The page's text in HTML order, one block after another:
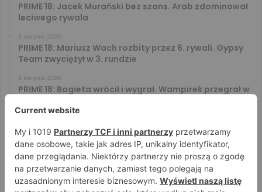
PRIME 18: Jacek Murański bez szans. Arab zdominował
leciwego rywala
8 sierpnia 2026
PRIME 18: Mariusz Wach rozbity przez 6. rywali. Gypsy
Team zwyciężył w 3. rundzie
8 sierpnia 2026
PRIME 18: Bagieta wrócił i wygrał. Wampirek przegrał w
PRIME 18: Ryta rozbił Jóźwiaka na pełnym dystansie.
Wsparcie Murana nie wystarczyło
8 sierpnia 2026
PRIME 18 za darmo – zobacz darmowe walki na żywo!
Aż trzy starcia dostępne za free